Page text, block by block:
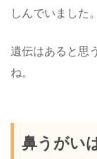
しんでいました。
遺伝はあると思
ね。
鼻うがい